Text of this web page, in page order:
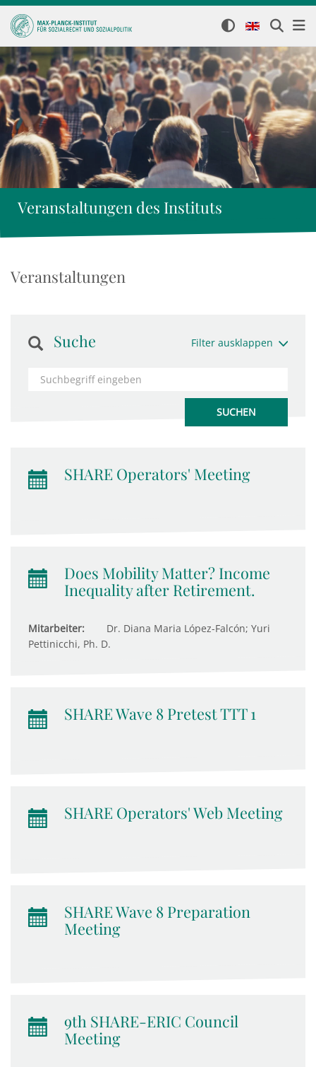
Veranstaltungen des Instituts
Veranstaltungen
Suche Filter ausklappen
SHARE Operators' Meeting
Does Mobility Matter? Income
Inequality after Retirement.
Mitarbeiter:
Dr. Diana Maria López-Falcón; Yuri
Pettinicchi, Ph. D.
SHARE Wave 8 Pretest TTT 1
SHARE Operators' Web Meeting
SHARE Wave 8 Preparation
Meeting
9th SHARE-ERIC Council
Meeting